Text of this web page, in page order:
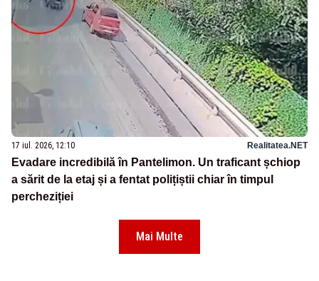
17 iul. 2026, 12:10 Realitatea.NET
Evadare incredibilă în Pantelimon. Un traficant șchiop
a sărit de la etaj și a fentat polițiștii chiar în timpul
percheziției
Mai Multe